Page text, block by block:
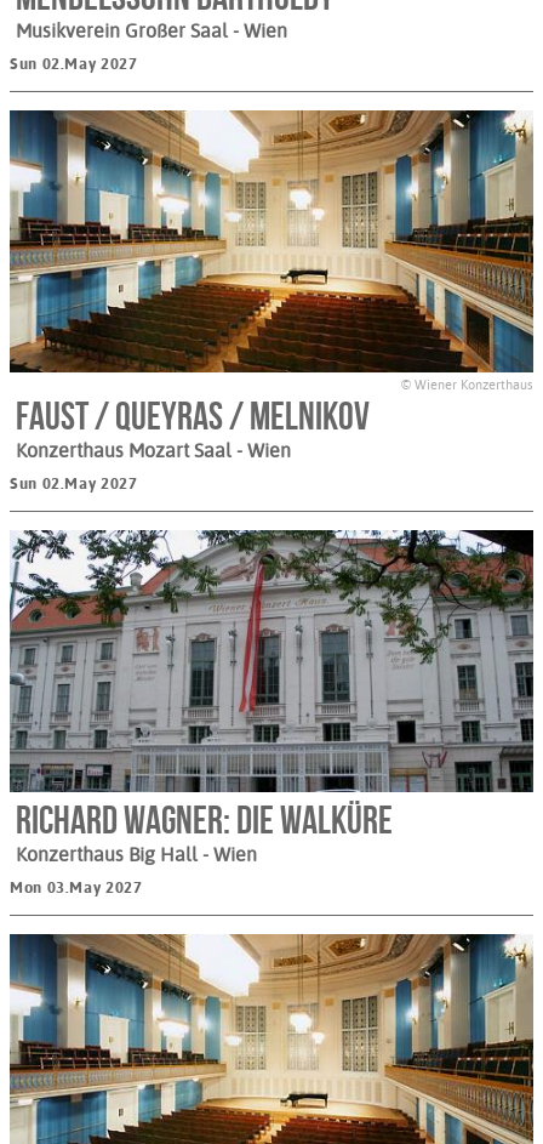
Musikverein Großer Saal - Wien
Sun 02.May 2027
© Wiener Konzerthaus
Faust / Queyras / Melnikov
Konzerthaus Mozart Saal - Wien
Sun 02.May 2027
Richard Wagner: Die Walküre
Konzerthaus Big Hall - Wien
Mon 03.May 2027